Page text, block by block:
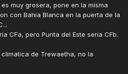
a sazonalidade e os valores
da
e
grande tipo climático é
cuja combinação denota os
Contudo, a classificação
muy grosera, pone en la misma
con Bahia Blanca en la puerta de la
CFa, pero Punta del Este seria CFb.
de Trewaetha, no la